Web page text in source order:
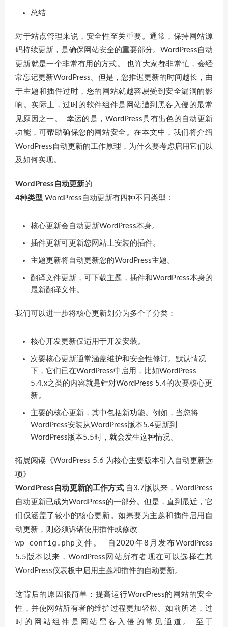
总结
对于站点管理来说，安全性至关重要。通常，保持网站源
码持续更新，是确保网站安全的重要部分。WordPress自动
更新就是一个非常有用的方式。 也许大家都非常忙，会经
常忘记更新WordPress。但是，您推迟更新的时间越长，由
于主题和插件过时，您的网站就越容易受到安全漏洞的影
响。实际上，过时的软件组件是网站遭到黑客入侵的最常
见原因之一。 幸运的是，WordPress具有出色的自动更新
功能，可帮助确保您的网站安全。在本文中，我们将介绍
WordPress自动更新的工作原理，为什么要考虑启用它们以
及如何实现。
WordPress自动更新的
4种类型 WordPress自动更新有四种不同类型：
核心更新会自动更新WordPress本身。
插件更新可更新您网站上安装的插件。
主题更新将自动更新您的WordPress主题。
翻译文件更新，可下载主题，插件和WordPress本身的
最新翻译文件。
我们可以进一步将核心更新划分为多个子分类：
核心开发更新仅适用于开发安装。
次要核心更新通常涵盖维护和安全性修订。默认情况
下，它们已在WordPress中启用，比如WordPress
5.4.x之类的内容就是针对WordPress 5.4的次要核心更
新。
主要的核心更新，其中包括新功能。例如，当您将
WordPress安装从WordPress版本5.4更新到
WordPress版本5.5时，就会发生这种情况。
拓展阅读《WordPress 5.6 为核心主要版本引入自动更新选
项》
WordPress自动更新的工作方式自3.7版以来，WordPress
自动更新已成为WordPress的一部分。但是，直到最近，它
们仅涵盖了较小的核心更新。如果要为主题和插件启用自
动更新，则必须诉诸使用插件或修改
wp-config.php 文件。 自2020年8月发布WordPress
5.5版本以来，WordPress网站所有者现在可以选择在其
WordPress仪表板中启用主题和插件的自动更新。
这背后的原因很简单：提高运行WordPress的网站的安全
性，并使网站所有者的维护过程更加轻松。如前所述，过
时的网站组件是网站黑客入侵的常见通道。 至于